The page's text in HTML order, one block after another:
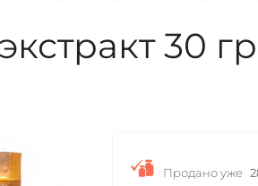
30
Продано уже